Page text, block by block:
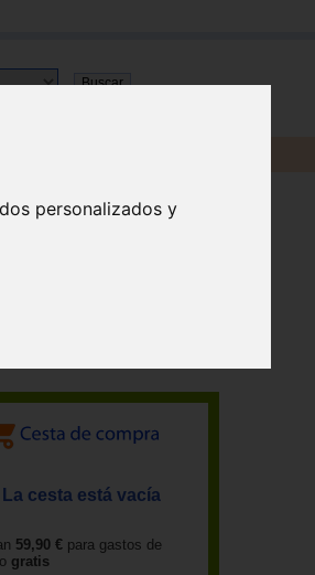
personalizados y
La cesta está vacía
59,90 € para gastos de
gratis